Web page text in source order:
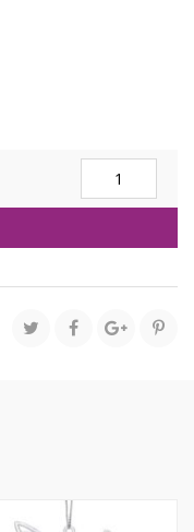
ΦΟΥΣΚΩΤΗ
ΜΠΑΛΛΑ
75